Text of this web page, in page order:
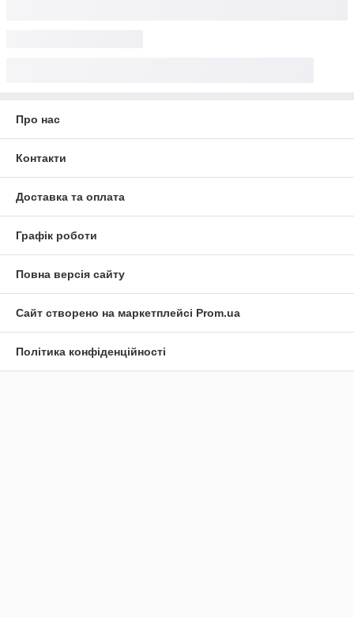
Про нас
Контакти
Доставка та оплата
Графік роботи
Повна версія сайту
Сайт створено на маркетплейсі Prom.ua
Політика конфіденційності